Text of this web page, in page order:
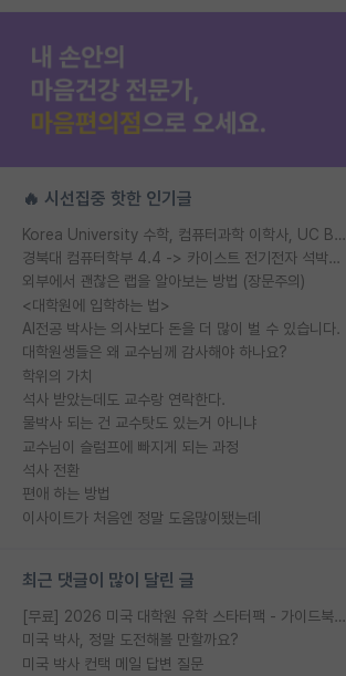
🔥 시선집중 핫한 인기글
Korea University 수학, 컴퓨터과학 이학사, UC Berkeley 산업공학 대학원 공학박사가 되는 것은 쉽지 않겠죠?
경북대 컴퓨터학부 4.4 -> 카이스트 전기전자 석박사통합과정 합격
외부에서 괜찮은 랩을 알아보는 방법 (장문주의)
<대학원에 입학하는 법>
AI전공 박사는 의사보다 돈을 더 많이 벌 수 있습니다.
대학원생들은 왜 교수님께 감사해야 하나요?
학위의 가치
석사 받았는데도 교수랑 연락한다.
물박사 되는 건 교수탓도 있는거 아니냐
교수님이 슬럼프에 빠지게 되는 과정
석사 전환
편애 하는 방법
이사이트가 처음엔 정말 도움많이됐는데
최근 댓글이 많이 달린 글
[무료] 2026 미국 대학원 유학 스타터팩 - 가이드북 & 합격자 컨택메일 템플릿
미국 박사, 정말 도전해볼 만할까요?
미국 박사 컨택 메일 답변 질문